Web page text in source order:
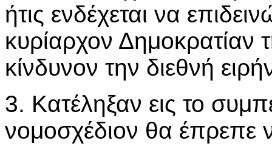
ήτις ενδέχεται να
κυρίαρχον Δημοκρατίαν
κίνδυνον την διεθνή
3. Κατέληξαν εις το
νομοσχέδιον θα